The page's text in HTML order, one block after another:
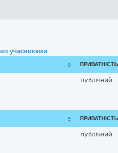
учасниками
ПРИВАТНІСТЬ
публічний
ПРИВАТНІСТЬ
публічний